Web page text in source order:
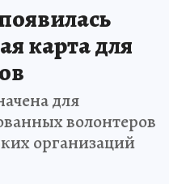
карта для
для
волонтеров
организаций